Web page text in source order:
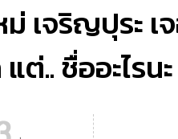
ม่ เจริญปุระ
ต่.. ชื่ออะไรน